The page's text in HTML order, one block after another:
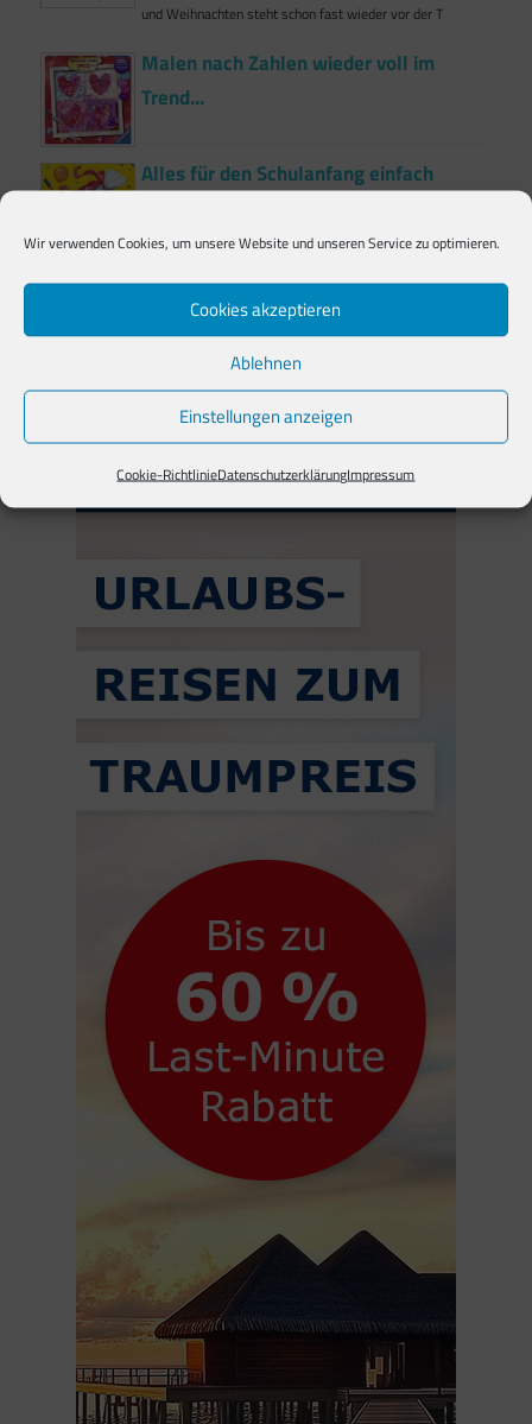
Wir verwenden Cookies, um unsere Website und unseren Service zu optimieren.
Cookies akzeptieren
Ablehnen
Einstellungen anzeigen
Cookie-RichtlinieDatenschutzerklärungImpressum
und Weihnachten steht schon fast wieder vor der T
Malen nach Zahlen wieder voll im
Trend...
Alles für den Schulanfang einfach
Das Chaos beherschen! Hefte mit Linien, Hefte mit
Anzeige*